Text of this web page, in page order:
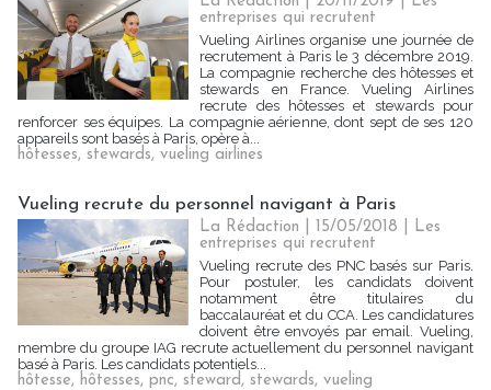
entreprises qui recrutent
Vueling Airlines organise une journée de
recrutement à Paris le 3 décembre 2019.
La compagnie recherche des hôtesses et
stewards en France. Vueling Airlines
recrute des hôtesses et stewards pour
renforcer ses équipes. La compagnie aérienne, dont sept de ses 120
appareils sont basés à Paris, opère à...
hôtesses, stewards, vueling airlines
Vueling recrute du personnel navigant à Paris
La Rédaction | 15/05/2018
Les
entreprises qui recrutent
Vueling recrute des PNC basés sur Paris.
Pour postuler, les candidats doivent
notamment être titulaires du
baccalauréat et du CCA. Les candidatures
doivent être envoyés par email. Vueling,
membre du groupe IAG recrute actuellement du personnel navigant
basé à Paris. Les candidats potentiels...
hôtesse, hôtesses, pnc, steward, stewards, vueling